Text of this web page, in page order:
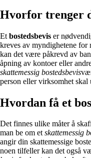
Hvorfor trenger
Et bostedsbevis er
kreves av myndighetene for
kan det være påkrevd av
åpning av kontoer eller
skattemessig bostedsbevis
person eller virksomhet skal
Hvordan få et
Det finnes ulike måter å
man be om etskattemessig
angir din skattemessige
noen tilfeller kan det også